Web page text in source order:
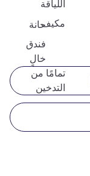
اللياقة
مكيفحانة
فندق
خالٍ
تمامًا من
التدخين